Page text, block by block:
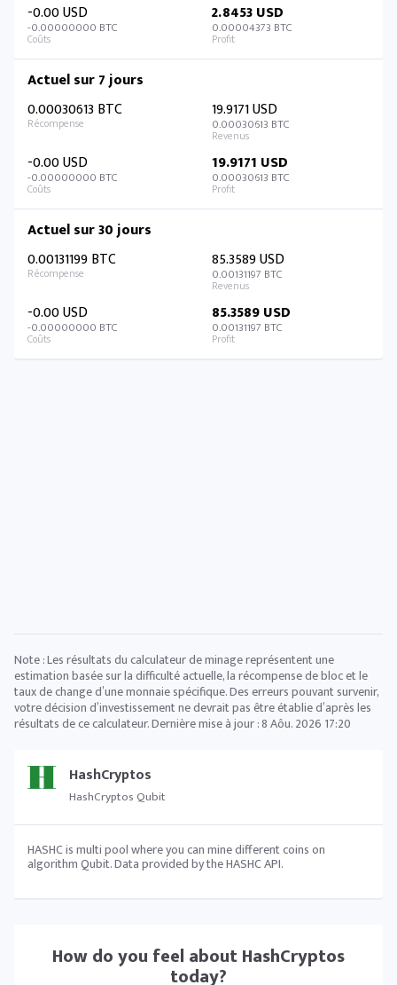
HashCryptos
HashCryptos Qubit
HASHC is multi pool where you can mine different coins on
algorithm Qubit. Data provided by the HASHC API.
How do you feel aboutHashCryptos
today?
-0.00 USD
-0.00000000 BTC
2.8453 USD
0.00004373 BTC
Actuel sur 7 jours
0.00030613 BTC
19.9171 USD
0.00030613 BTC
-0.00 USD
-0.00000000 BTC
19.9171 USD
0.00030613 BTC
Actuel sur 30 jours
0.00131199 BTC
85.3589 USD
0.00131197 BTC
-0.00 USD
-0.00000000 BTC
85.3589 USD
0.00131197 BTC
Note : Les résultats du calculateur de minage représentent une
estimation basée sur la difficulté actuelle, la récompense de bloc et le
taux de change d’une monnaie spécifique. Des erreurs pouvant survenir,
votre décision d’investissement ne devrait pas être établie d’après les
résultats de ce calculateur. Dernière mise à jour :8 Aôu. 2026 17:20